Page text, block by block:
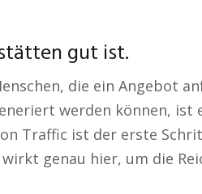
gut ist.
die ein Angebot
werden können, ist
Traffic ist der erste
genau hier, um die